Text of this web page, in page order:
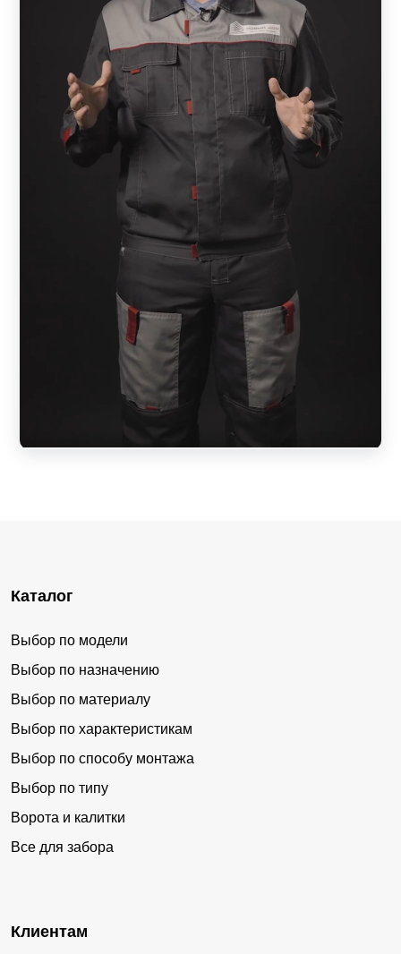
Каталог
Выбор по модели
Выбор по назначению
Выбор по материалу
Выбор по характеристикам
Выбор по способу монтажа
Выбор по типу
Ворота и калитки
Все для забора
Клиентам